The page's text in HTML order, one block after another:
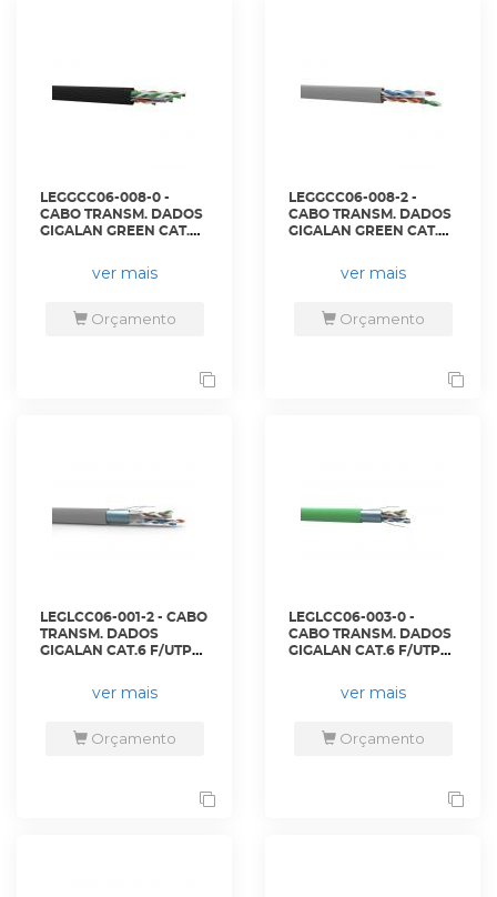
LEGGCC06-008-0 -
CABO TRANSM. DADOS
GIGALAN GREEN CAT.6
INDOOR/OUTDOOR
23AWG X 4P PRETO
LIGHTERA
ver mais
Orçamento
LEGGCC06-008-2 -
CABO TRANSM. DADOS
GIGALAN GREEN CAT.6
CINZA LSZH CX 305M -
23400198 - LIGHTERA
ver mais
Orçamento
LEGLCC06-001-2 - CABO
TRANSM. DADOS
GIGALAN CAT.6 F/UTP
4P CINZA LSZH-3
(1000m) - 23360038 -
ver mais
Orçamento
LEGLCC06-003-0 -
CABO TRANSM. DADOS
GIGALAN CAT.6 F/UTP
4P VERDE LSZH-3 -
23360000 - LIGHTERA
ver mais
Orçamento